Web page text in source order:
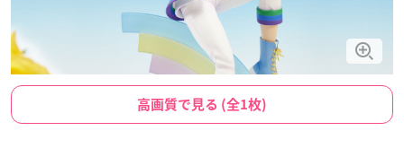
高画質で見る (全1枚)